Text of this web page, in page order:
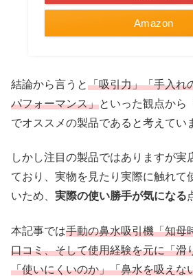
Amazon
結論から言うと「吸引力」「手入れ
パフォーマンス」といった観点から
でオススメの製品であると考えて
しかし注目の製品ではありますが実
ており、実物を見たり実際に触れて
いため、 実際の使い勝手が気になる
本記事では手動の鼻水吸引機「知母
口コミ、そして使用経験を元に「滑
「使いにくいのか」「鼻水を吸えな